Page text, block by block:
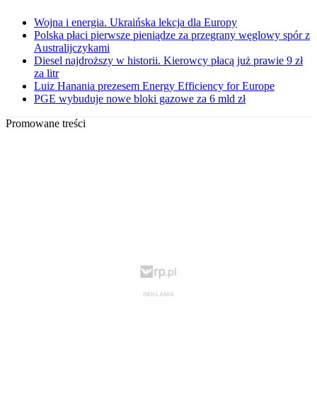
Wojna i energia. Ukraińska lekcja dla Europy
Polska płaci pierwsze pieniądze za przegrany węglowy spór z
Australijczykami
Diesel najdroższy w historii. Kierowcy płacą już prawie 9 zł
za litr
Luiz Hanania prezesem Energy Efficiency for Europe
PGE wybuduje nowe bloki gazowe za 6 mld zł
Promowane treści